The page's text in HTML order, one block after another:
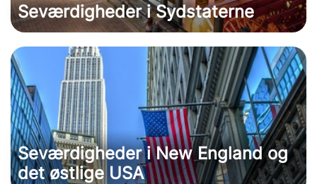
Seværdigheder i Sydstaterne
Seværdigheder i New England og
det østlige USA